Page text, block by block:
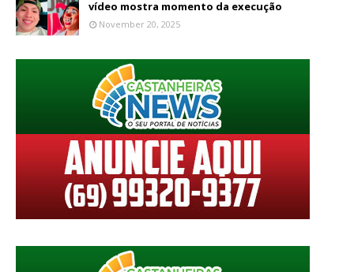
vídeo mostra momento da execução
November 20, 2025